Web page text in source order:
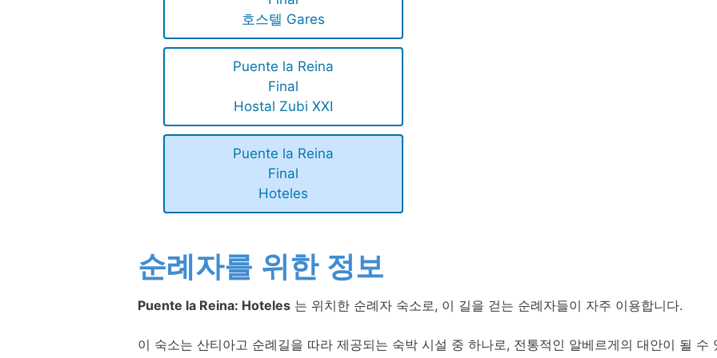
호스텔 Gares
Puente la Reina
Final
Hostal Zubi XXI
Puente la Reina
Final
Hoteles
순례자를 위한 정보
Puente la Reina: Hoteles 는 위치한 순례자 숙소로, 이 길을 걷는 순례자들이 자주 이용합니다.
이 숙소는 산티아고 순례길을 따라 제공되는 숙박 시설 중 하나로, 전통적인 알베르게의 대안이 될 수